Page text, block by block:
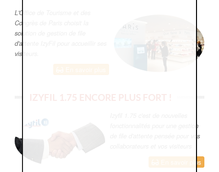
L'Office de Tourisme et des
Congrès de Paris choisit la
solution de gestion de file
d'attente IzyFil pour accueillir ses
visiteurs.
IZYFIL 1.75 ENCORE PLUS FORT !
fonctionnalités pour une gestion
de file d'attente pensée pour vos
En savoir plus